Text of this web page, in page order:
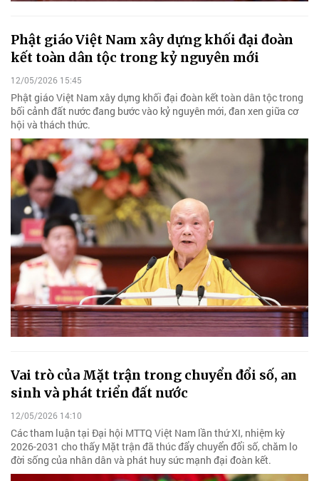
Phật giáo Việt Nam xây dựng khối đại đoàn
kết toàn dân tộc trong kỷ nguyên mới
12/05/2026 15:45
Phật giáo Việt Nam xây dựng khối đại đoàn kết toàn dân tộc trong
bối cảnh đất nước đang bước vào kỷ nguyên mới, đan xen giữa cơ
hội và thách thức.
Vai trò của Mặt trận trong chuyển đổi số, an
sinh và phát triển đất nước
12/05/2026 14:10
Các tham luận tại Đại hội MTTQ Việt Nam lần thứ XI, nhiệm kỳ
2026-2031 cho thấy Mặt trận đã thúc đẩy chuyển đổi số, chăm lo
đời sống của nhân dân và phát huy sức mạnh đại đoàn kết.